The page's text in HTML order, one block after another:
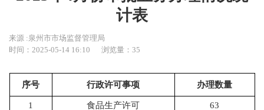
计表
来源 :泉州市市场监督管理局
时间：2025-05-14 16:10
浏览量：35
序号 行政许可事项 办理数量
1 食品生产许可
63